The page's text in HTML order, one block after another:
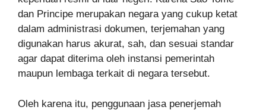
dan Principe merupakan negara yang cukup ketat
dalam administrasi dokumen, terjemahan yang
digunakan harus akurat, sah, dan sesuai standar
agar dapat diterima oleh instansi pemerintah
maupun lembaga terkait di negara tersebut.
Oleh karena itu, penggunaan jasa penerjemah